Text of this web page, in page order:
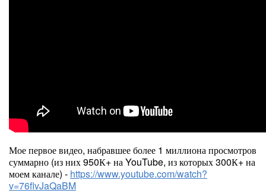
Мое первое видео, набравшее более 1 миллиона просмотров
суммарно (из них 950К+ на YouTube, из которых 300К+ на
моем канале) - https://www.youtube.com/watch?
v=76flvJaQaBM